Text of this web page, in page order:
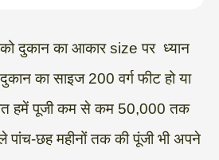
दुकान का आकार size पर ध्यान
का साइज 200 वर्ग फीट हो या
हमें पूजी कम से कम 50,000 तक
पांच-छह महीनों तक की पूंजी भी अपने